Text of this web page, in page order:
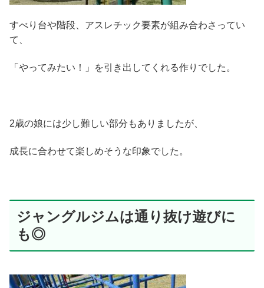
すべり台や階段、アスレチック要素が組み合わさってい
て、
「やってみたい！」を引き出してくれる作りでした。
2歳の娘には少し難しい部分もありましたが、
成長に合わせて楽しめそうな印象でした。
ジャングルジムは通り抜け遊びに
も◎